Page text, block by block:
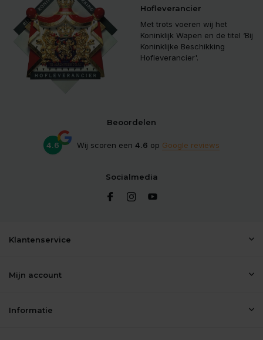
Hofleverancier
Met trots voeren wij het
Koninklijk Wapen en de titel ‘Bij
Koninklijke Beschikking
Hofleverancier'.
Beoordelen
4.6 Wij scoren een 4.6 op Google reviews
Socialmedia
Klantenservice
Mijn account
Informatie